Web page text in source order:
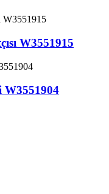
W3551915
W3551904